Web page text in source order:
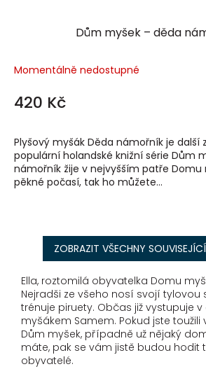
Dům myšek – děda
Momentálně nedostupné
420 Kč
Plyšový myšák Děda námořník je další
populární holandské knižní série Dům
námořník žije v nejvyšším patře Domu
pěkné počasí, tak ho můžete...
ZOBRAZIT VŠECHNY
Ella, roztomilá obyvatelka Domu
Nejradši ze všeho nosí svojí tylovou
trénuje piruety. Občas již vystupuje
myšákem Samem. Pokud jste
Dům myšek, případně už nějaký
máte, pak se vám jistě budou hodit
obyvatelé.